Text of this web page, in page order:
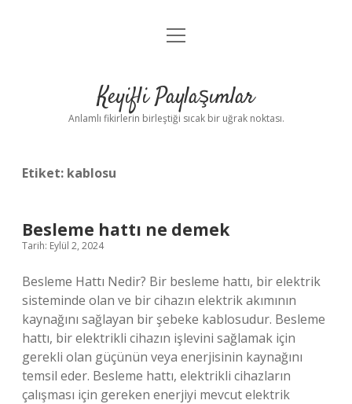
Anasayfa
Yasal Uyarı
menüyü
Keyifli Paylaşımlar
Anlamlı fikirlerin birleştiği sıcak bir uğrak noktası.
Etiket: kablosu
Besleme hattı ne demek
Tarih: Eylül 2, 2024
Besleme Hattı Nedir? Bir besleme hattı, bir elektrik
sisteminde olan ve bir cihazın elektrik akımının
kaynağını sağlayan bir şebeke kablosudur. Besleme
hattı, bir elektrikli cihazın işlevini sağlamak için
gerekli olan güçünün veya enerjisinin kaynağını
temsil eder. Besleme hattı, elektrikli cihazların
çalışması için gereken enerjiyi mevcut elektrik